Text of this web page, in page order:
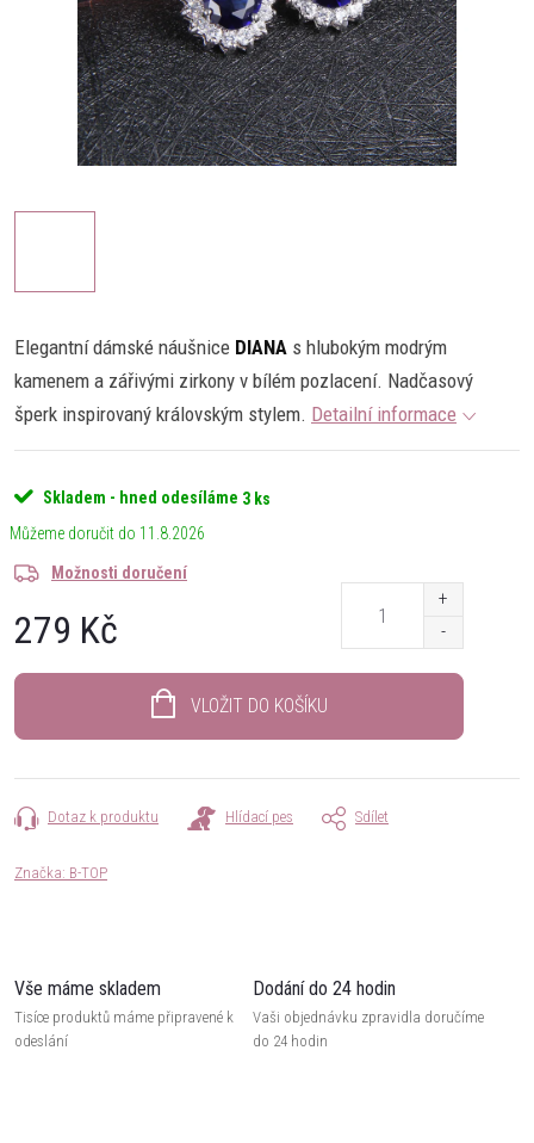
Elegantní dámské náušnice DIANA s hlubokým modrým
kamenem a zářivými zirkony v bílém pozlacení. Nadčasový
šperk inspirovaný královským stylem. Detailní informace
Skladem - hned odesíláme 3 ks
11.8.2026
Možnosti doručení
279 Kč
VLOŽIT DO KOŠÍKU
Dotaz k produktu Hlídací pes Sdílet
Značka: B-TOP
Vše máme skladem
Tisíce produktů máme připravené k
odeslání
Dodání do 24 hodin
Vaši objednávku zpravidla doručíme
do 24 hodin